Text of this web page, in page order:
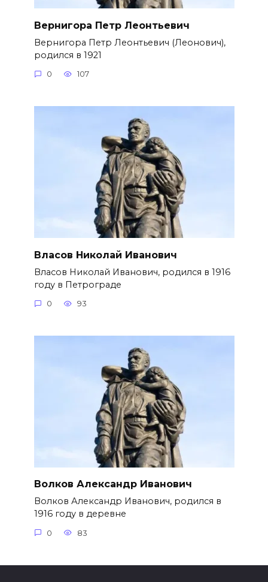
Вернигора Петр Леонтьевич
Вернигора Петр Леонтьевич (Леонович),
родился в 1921
0 107
Власов Николай Иванович
Власов Николай Иванович, родился в 1916
году в Петрограде
0 93
Волков Александр Иванович
Волков Александр Иванович, родился в
1916 году в деревне
0 83